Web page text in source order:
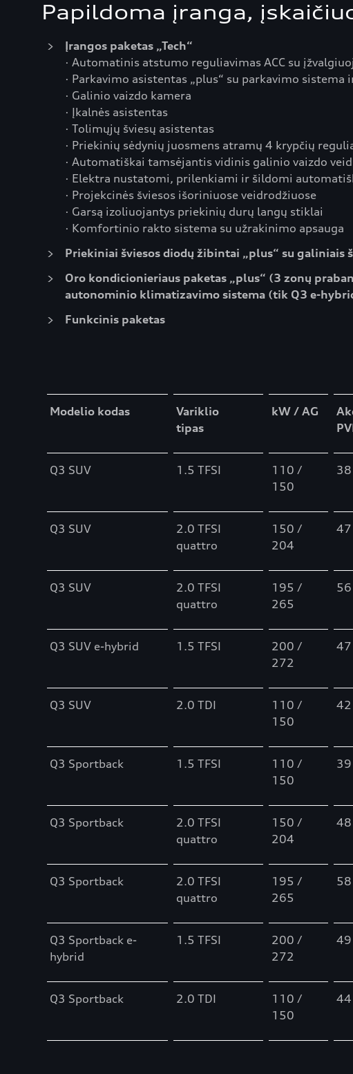
Papildoma įranga,
Įrangos paketas „Tech“
· Automatinis atstumo reguliavimas ACC su
· Parkavimo asistentas „plus“ su parkavimo
· Galinio vaizdo kamera
· Įkalnės asistentas
· Tolimųjų šviesų asistentas
· Priekinių sėdynių juosmens atramų 4 krypčių
· Automatiškai tamsėjantis vidinis galinio vaizdo
· Elektra nustatomi, prilenkiami ir šildomi
· Projekcinės šviesos išoriniuose veidrodžiuose
· Garsą izoliuojantys priekinių durų langų stiklai
· Komfortinio rakto sistema su užrakinimo apsauga
Priekiniai šviesos diodų žibintai „plus“ su galiniais
Oro kondicionieriaus paketas „plus“ (3 zonų
autonominio klimatizavimo sistema (tik Q3 e-
Funkcinis paketas
Modelio kodas
Variklio
tipas
kW / AG
Q3 SUV 1.5 TFSI
110 /
150
Q3 SUV
2.0 TFSI
quattro
150 /
204
Q3 SUV
2.0 TFSI
quattro
195 /
265
Q3 SUV e-hybrid 1.5 TFSI
200 /
272
Q3 SUV 2.0 TDI
110 /
150
Q3 Sportback 1.5 TFSI
110 /
150
Q3 Sportback
2.0 TFSI
quattro
150 /
204
Q3 Sportback
2.0 TFSI
quattro
195 /
265
Q3 Sportback e-
hybrid
1.5 TFSI
200 /
272
Q3 Sportback 2.0 TDI
110 /
150